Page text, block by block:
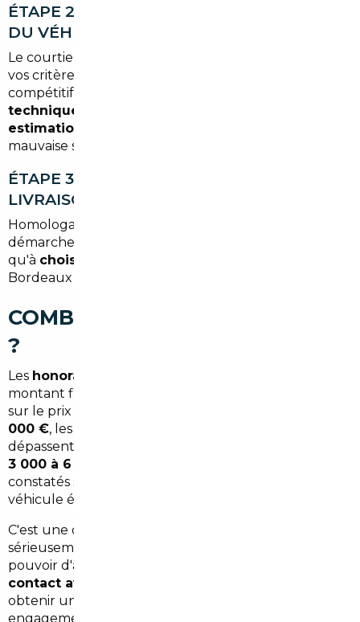
ÉTAPE 2 — SÉLECTION ET VÉRIFICATION
DU VÉHICULE
Le courtier identifie des véhicules correspondant à
vos critères sur les marchés européens les plus
compétitifs. Chaque proposition inclut un
technique, une vérification de l'historique et une
estimation des frais d'importation
mauvaise surprise à l'arrivée.
ÉTAPE 3 — GESTION ADMINISTRATIVE ET
LIVRAISON
Homologation, carte grise, quitus fiscal : toutes les
démarches sont prises en charge. Vous n'avez plus
qu'à choisir votre date de livraison
Bordeaux ou directement chez vous à Eysines.
COMBIEN ÇA COÛTE VRAIMENT
?
Les honoraires démarrent à partir de 1 500 €
montant fixe et transparent, sans commission cachée
sur le prix du véhicule. Sur un achat de
000 €, les économies réalisées grâce à l'import
dépassent souvent largement ce montant — parfois
3 000 à 6 000 € d'écart
constatés sur le marché local bordelais pour un
véhicule équivalent.
C'est une démarche qui mérite d'être envisagée
sérieusement, surtout dans un contexte où le
pouvoir d'achat automobile est sous pression.
contact avec notre agence de Bordeaux
obtenir une estimation personnalisée, sans
engagement.